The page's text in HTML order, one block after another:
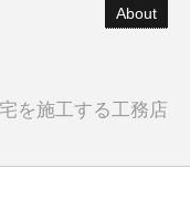
About
を施工する工務店